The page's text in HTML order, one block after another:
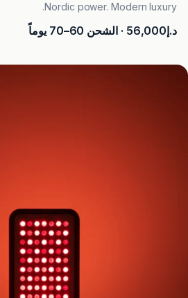
Nordic power. Modern luxury.
د.إ56,000 · الشحن 60–70 يوماً